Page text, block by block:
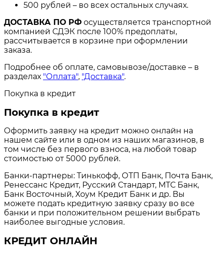
500 рублей – во всех остальных случаях.
ДОСТАВКА ПО РФ осуществляется транспортной
компанией СДЭК после 100% предоплаты,
рассчитывается в корзине при оформлении
заказа.
Подробнее об оплате, самовывозе/доставке – в
разделах "Оплата", "Доставка".
Покупка в кредит
Покупка в кредит
Оформить заявку на кредит можно онлайн на
нашем сайте или в одном из наших магазинов, в
том числе без первого взноса, на любой товар
стоимостью от 5000 рублей.
Банки-партнеры: Тинькофф, ОТП Банк, Почта Банк,
Ренессанс Кредит, Русский Стандарт, МТС Банк,
Банк Восточный, Хоум Кредит Банк и др. Вы
можете подать кредитную заявку сразу во все
банки и при положительном решении выбрать
наиболее выгодные условия.
КРЕДИТ ОНЛАЙН